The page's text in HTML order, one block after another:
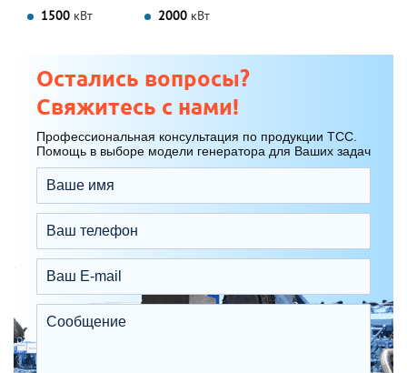
1500 кВт 2000 кВт
Остались вопросы?
Свяжитесь с нами!
Профессиональная консультация по продукции ТСС.
Помощь в выборе модели генератора для Ваших задач